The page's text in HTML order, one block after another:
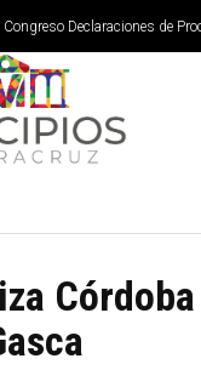
Congreso Declaraciones de